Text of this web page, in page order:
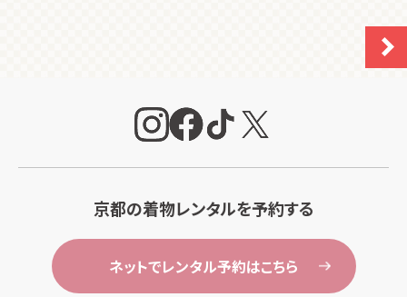
京都の着物レンタルを予約する
ネットでレンタル予約はこちら